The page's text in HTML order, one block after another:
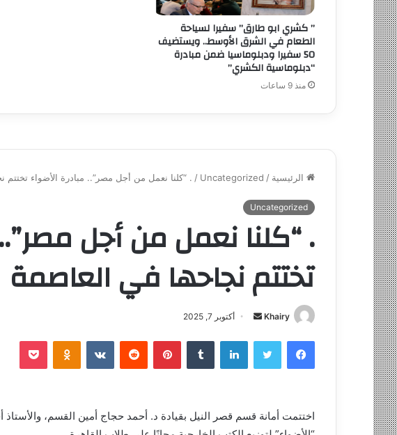
” كشري ابو طارق” سفيرا لسياحة
الطعام في الشرق الأوسط.. ويستضيف
50 سفيرا ودبلوماسيا ضمن مبادرة
“دبلوماسية الكشري”
منذ 9 ساعات